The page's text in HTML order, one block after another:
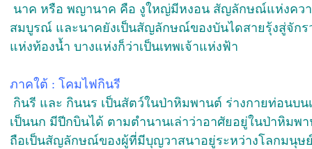
นาค หรือ พญานาค คือ งูใหญ่มีหงอน สัญลักษณ์แห่งคว
สมบูรณ์ และนาคยังเป็นสัญลักษณ์ของบันไดสายรุ้งสู่จักร
แห่งท้องน้ำ บางแห่งก็ว่าเป็นเทพเจ้าแห่งฟ้า
ภาคใต้ : โคมไฟกินรี
กินรี และ กินนร เป็นสัตว์ในป่าหิมพานต์ ร่างกายท่อนบ
เป็นนก มีปีกบินได้ ตามตำนานเล่าว่าอาศัยอยู่ในป่าหิมพา
ถือเป็นสัญลักษณ์ของผู้ที่มีบุญวาสนาอยู่ระหว่างโลกมนุษ